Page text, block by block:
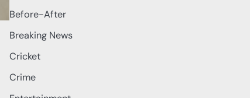
Before-After
Breaking News
Cricket
Crime